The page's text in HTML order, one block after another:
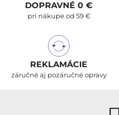
DOPRAVNÉ 0 €
pri nákupe od 59 €
REKLAMÁCIE
záručné aj pozáručné opravy